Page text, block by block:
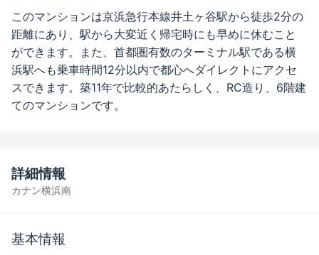
このマンションは京浜急行本線井土ヶ谷駅から徒歩2分の
距離にあり、駅から大変近く帰宅時にも早めに休むこと
ができます。また、首都圏有数のターミナル駅である横
浜駅へも乗車時間12分以内で都心へダイレクトにアクセ
スできます。築11年で比較的あたらしく、RC造り、6階建
てのマンションです。
カナン横浜南
詳細情報
基本情報